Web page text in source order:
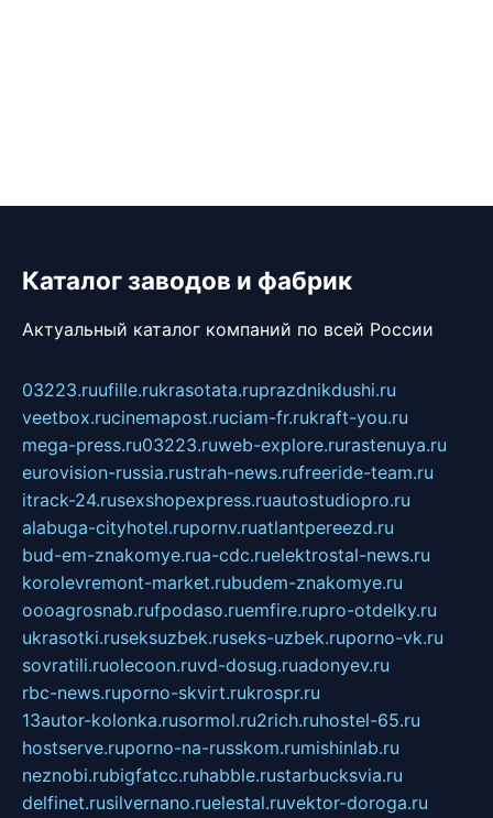
Каталог заводов и фабрик
Актуальный каталог компаний по всей России
03223.ruufille.rukrasotata.ruprazdnikdushi.ru
veetbox.rucinemapost.ruciam-fr.rukraft-you.ru
mega-press.ru03223.ruweb-explore.rurastenuya.ru
eurovision-russia.rustrah-news.rufreeride-team.ru
itrack-24.rusexshopexpress.ruautostudiopro.ru
alabuga-cityhotel.rupornv.ruatlantpereezd.ru
bud-em-znakomye.rua-cdc.ruelektrostal-news.ru
korolevremont-market.rubudem-znakomye.ru
oooagrosnab.rufpodaso.ruemfire.rupro-otdelky.ru
ukrasotki.ruseksuzbek.ruseks-uzbek.ruporno-vk.ru
sovratili.ruolecoon.ruvd-dosug.ruadonyev.ru
rbc-news.ruporno-skvirt.rukrospr.ru
13autor-kolonka.rusormol.ru2rich.ruhostel-65.ru
hostserve.ruporno-na-russkom.rumishinlab.ru
neznobi.rubigfatcc.ruhabble.rustarbucksvia.ru
delfinet.rusilvernano.ruelestal.ruvektor-doroga.ru